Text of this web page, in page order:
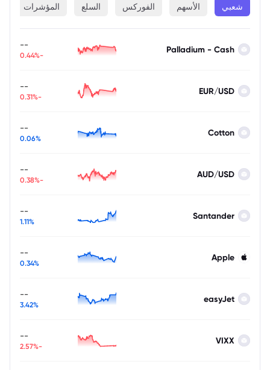
شعبي الأسهم الفوركس السلع المؤشرات
Palladium - Cash
--
-0.44%
EUR/USD
--
-0.31%
Cotton
--
0.06%
AUD/USD
--
-0.38%
Santander
--
1.11%
Apple
--
0.34%
easyJet
--
3.42%
VIXX
--
-2.57%